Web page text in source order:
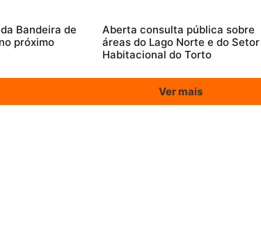
Bandeira de
próximo
Aberta consulta pública sobre
áreas do Lago Norte e do Setor
Habitacional do Torto
Ver mais